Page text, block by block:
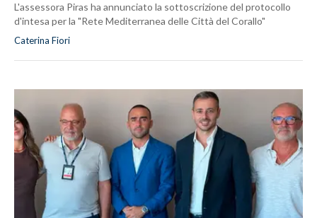
L'assessora Piras ha annunciato la sottoscrizione del protocollo
d'intesa per la "Rete Mediterranea delle Città del Corallo"
Caterina Fiori